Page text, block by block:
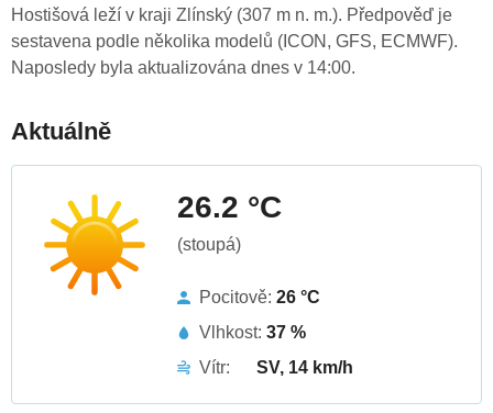
Hostišová leží v kraji Zlínský (307 m n. m.). Předpověď je
sestavena podle několika modelů (ICON, GFS, ECMWF).
Naposledy byla aktualizována dnes v 14:00.
Aktuálně
26.2 °C
(stoupá)
Pocitově: 26 °C
Vlhkost: 37 %
Vítr:
SV, 14 km/h